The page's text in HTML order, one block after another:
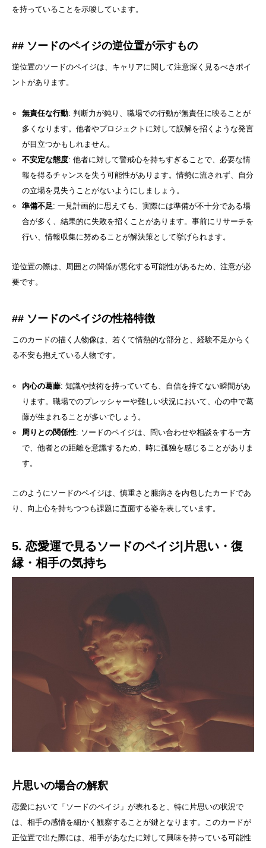
を持っていることを示唆しています。
## ソードのペイジの逆位置が示すもの
逆位置のソードのペイジは、キャリアに関して注意深く見るべきポイ
ントがあります。
無責任な行動: 判断力が鈍り、職場での行動が無責任に映ることが
多くなります。他者やプロジェクトに対して誤解を招くような発言
が目立つかもしれません。
不安定な態度: 他者に対して警戒心を持ちすぎることで、必要な情
報を得るチャンスを失う可能性があります。情勢に流されず、自分
の立場を見失うことがないようにしましょう。
準備不足: 一見計画的に思えても、実際には準備が不十分である場
合が多く、結果的に失敗を招くことがあります。事前にリサーチを
行い、情報収集に努めることが解決策として挙げられます。
逆位置の際は、周囲との関係が悪化する可能性があるため、注意が必
要です。
## ソードのペイジの性格特徴
このカードの描く人物像は、若くて情熱的な部分と、経験不足からく
る不安も抱えている人物です。
内心の葛藤: 知識や技術を持っていても、自信を持てない瞬間があ
ります。職場でのプレッシャーや難しい状況において、心の中で葛
藤が生まれることが多いでしょう。
周りとの関係性: ソードのペイジは、問い合わせや相談をする一方
で、他者との距離を意識するため、時に孤独を感じることがありま
す。
このようにソードのペイジは、慎重さと臆病さを内包したカードであ
り、向上心を持ちつつも課題に直面する姿を表しています。
5. 恋愛運で見るソードのペイジ|片思い・復
縁・相手の気持ち
片思いの場合の解釈
恋愛において「ソードのペイジ」が表れると、特に片思いの状況で
は、相手の感情を細かく観察することが鍵となります。このカードが
正位置で出た際には、相手があなたに対して興味を持っている可能性